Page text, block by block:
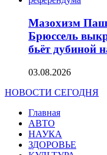
Мазохизм
Брюссель
бьёт дубиной
03.08.2026
НОВОСТИ СЕГОДНЯ
Главная
АВТО
НАУКА
ЗДОРОВЬЕ